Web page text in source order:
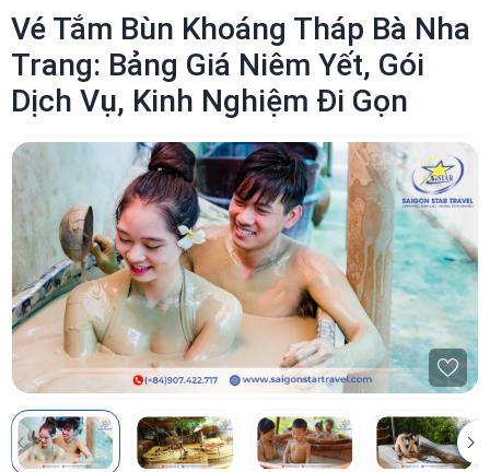
Vé Tắm Bùn Khoáng Tháp Bà Nha
Trang: Bảng Giá Niêm Yết, Gói
Dịch Vụ, Kinh Nghiệm Đi Gọn